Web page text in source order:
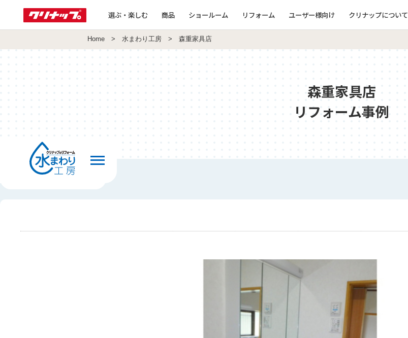
選ぶ・楽しむ 商品 ショールーム リフォーム ユーザー様向け クリナップについて
Home > 水まわり工房 > 森重家具店
森重家具店
リフォーム事例
前の画面へ戻る